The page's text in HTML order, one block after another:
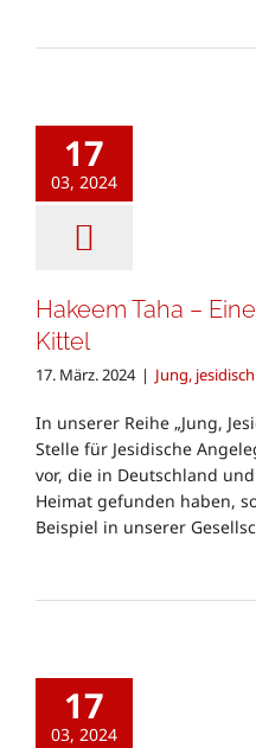
17
03, 2024
Hakeem Taha –
Kittel
17. März. 2024 | Jung,
In unserer Reihe „Jung,
Stelle für Jesidische
vor, die in Deutschland
Heimat gefunden haben,
Beispiel in unserer
17
03, 2024